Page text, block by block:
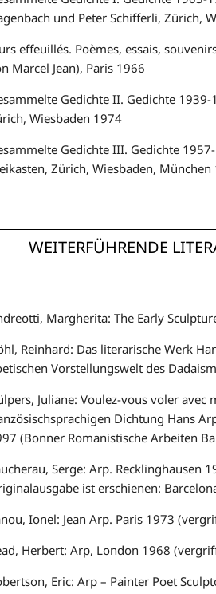
und Peter Schifferli, Zürich,
effeuillés. Poèmes, essais,
Marcel Jean), Paris 1966
Gedichte II. Gedichte
Wiesbaden 1974
Gedichte III. Gedichte
Zürich, Wiesbaden, München
WEITERFÜHRENDE
Margherita: The Early
Reinhard: Das literarische Werk
Vorstellungswelt des
Juliane: Voulez-vous voler avec
Dichtung Hans
(Bonner Romanistische Arbeiten
Serge: Arp. Recklinghausen
ist erschienen:
Ionel: Jean Arp. Paris 1973
Herbert: Arp, London 1968
Eric: Arp – Painter Poet